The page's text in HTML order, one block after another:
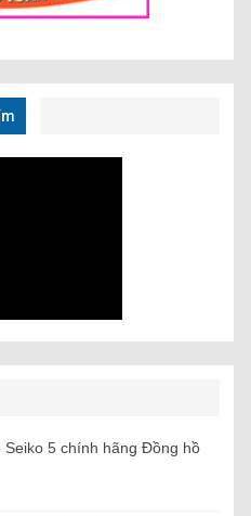
Seiko 5 chính hãng Đồng hồ